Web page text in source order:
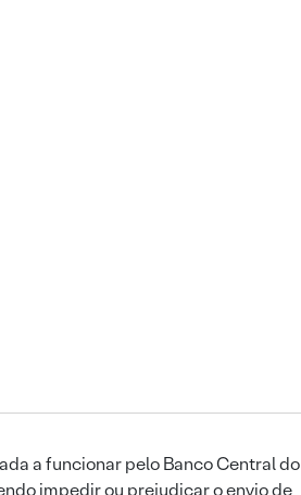
a funcionar pelo Banco Central do
impedir ou prejudicar o envio de